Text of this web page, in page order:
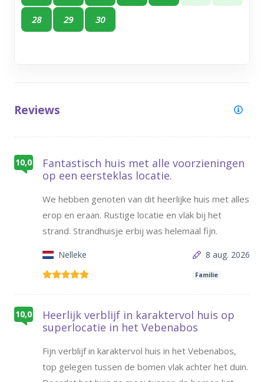
28 29 30
Reviews
10,0
Fantastisch huis met alle voorzieningen
op een eersteklas locatie.
We hebben genoten van dit heerlijke huis met alles
erop en eraan. Rustige locatie en vlak bij het
strand. Strandhuisje erbij was helemaal fijn.
Nelleke 8 aug. 2026
Familie
10,0
Heerlijk verblijf in karaktervol huis op
superlocatie in het Vebenabos
Fijn verblijf in karaktervol huis in het Vebenabos,
top gelegen tussen de bomen vlak achter het duin.